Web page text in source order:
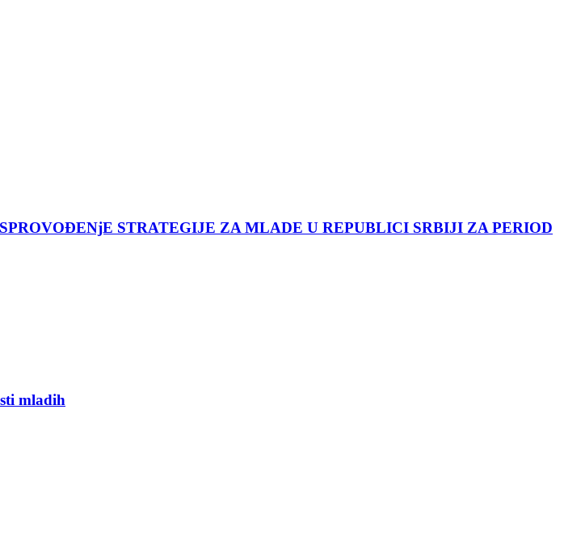
STRATEGIJE ZA MLADE U REPUBLICI SRBIJI ZA PERIOD
mladih